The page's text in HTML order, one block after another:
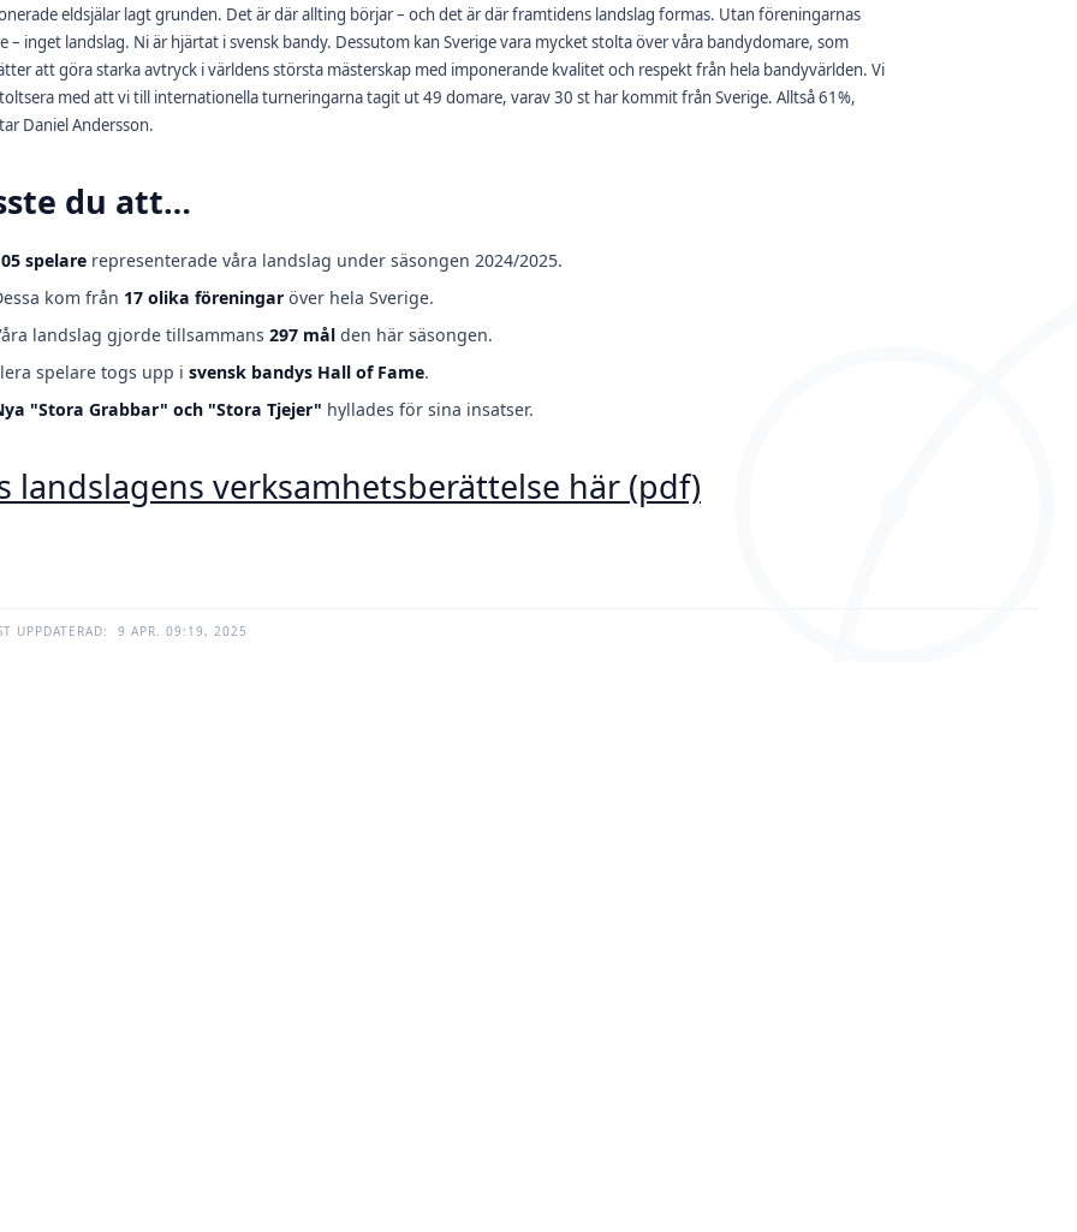
eldsjälar lagt grunden. Det är där allting börjar – och det är där framtidens landslag formas. Utan föreningarnas
– inget landslag. Ni är hjärtat i svensk bandy. Dessutom kan Sverige vara mycket stolta över våra bandydomare, som
att göra starka avtryck i världens största mästerskap med imponerande kvalitet och respekt från hela bandyvärlden. Vi
med att vi till internationella turneringarna tagit ut 49 domare, varav 30 st har kommit från Sverige. Alltså 61%,
Daniel Andersson.
du att…
spelare representerade våra landslag under säsongen 2024/2025.
kom från 17 olika föreningaröver hela Sverige.
landslag gjorde tillsammans 297 målden här säsongen.
spelare togs upp i svensk bandys Hall of Fame.
"Stora Grabbar" och "Stora Tjejer" hyllades för sina insatser.
landslagens verksamhetsberättelse här (pdf)
UPPDATERAD: 9 APR. 09:19, 2025